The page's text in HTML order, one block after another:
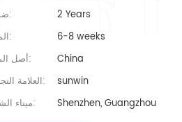
ضمان:
2 Years
المهلة:
6-8 weeks
أصل المنتج:
China
العلامة التجارية:
sunwin
ميناء الشحن:
Shenzhen, Guangzhou